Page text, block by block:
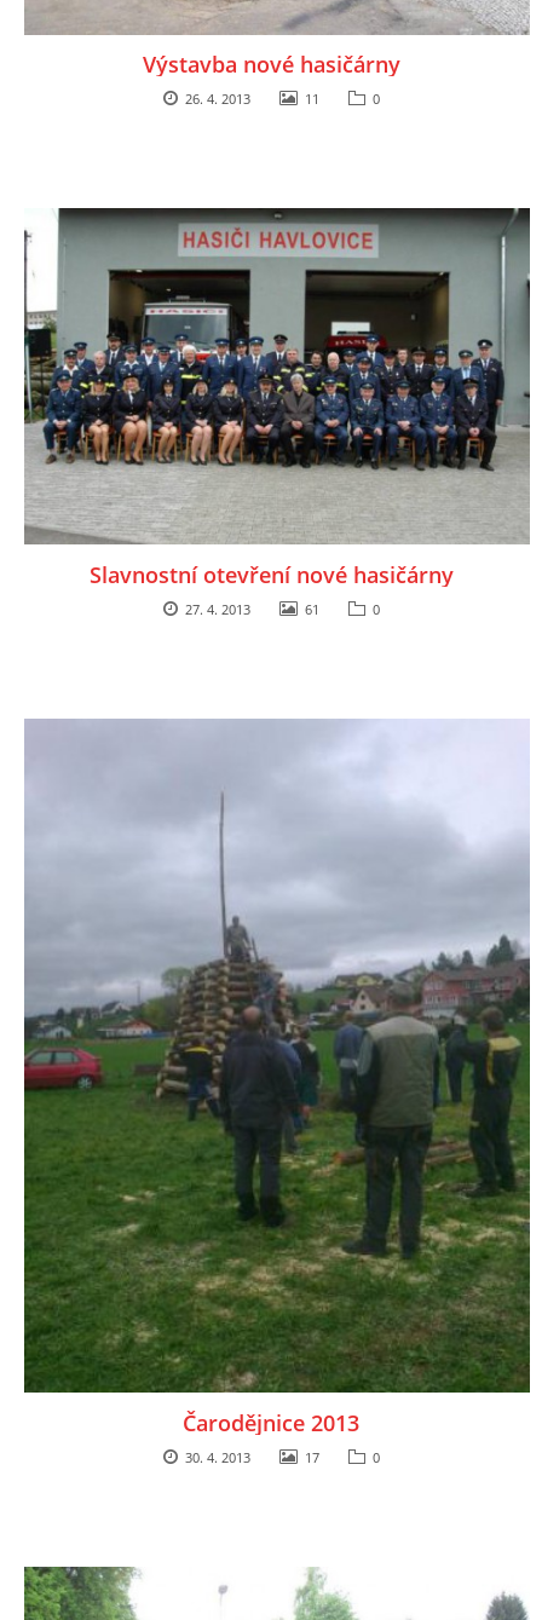
Výstavba nové hasičárny
26. 4. 2013 11 0
Slavnostní otevření nové hasičárny
27. 4. 2013 61 0
Čarodějnice 2013
30. 4. 2013 17 0